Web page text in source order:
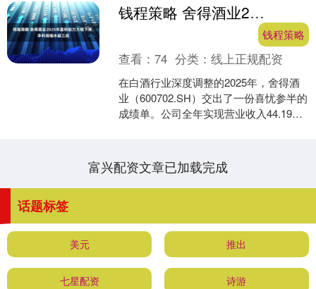
钱程策略 舍得酒业2025年盈利能力大幅下滑，净利润缩水超三成
钱程策略
查看：74 分类：线上正规配资
在白酒行业深度调整的2025年，舍得酒
业（600702.SH）交出了一份喜忧参半的
成绩单。公司全年实现营业收入44.19亿
富兴配资文章已加载完成
话题标签
美元 推出
七星配资 诗游